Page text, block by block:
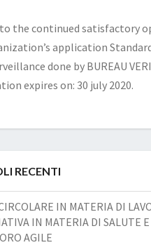
the continued satisfactory
application
done by BUREAU
expires on: 30 july 2020.
RECENTI
IN MATERIA DI
IN MATERIA DI SALUTE
AGILE